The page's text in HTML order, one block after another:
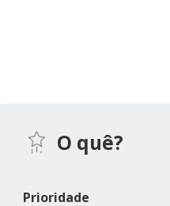
O quê?
Prioridade